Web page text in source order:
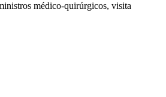
médico-quirúrgicos, visita